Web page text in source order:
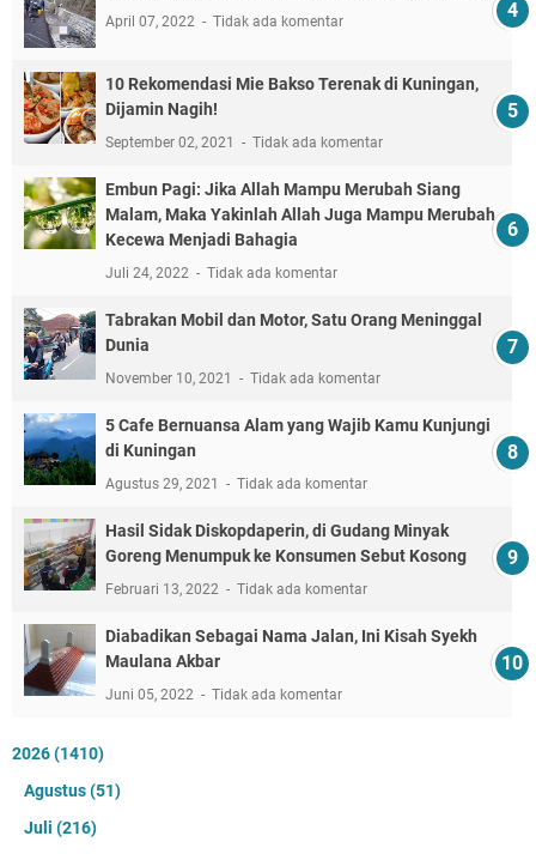
April 07, 2022 Tidak ada komentar
10 Rekomendasi Mie Bakso Terenak di Kuningan,
Dijamin Nagih!
September 02, 2021 Tidak ada komentar
Embun Pagi: Jika Allah Mampu Merubah Siang
Malam, Maka Yakinlah Allah Juga Mampu Merubah
Kecewa Menjadi Bahagia
Juli 24, 2022 Tidak ada komentar
Tabrakan Mobil dan Motor, Satu Orang Meninggal
Dunia
November 10, 2021 Tidak ada komentar
5 Cafe Bernuansa Alam yang Wajib Kamu Kunjungi
di Kuningan
Agustus 29, 2021 Tidak ada komentar
Hasil Sidak Diskopdaperin, di Gudang Minyak
Goreng Menumpuk ke Konsumen Sebut Kosong
Februari 13, 2022 Tidak ada komentar
Diabadikan Sebagai Nama Jalan, Ini Kisah Syekh
Maulana Akbar
Juni 05, 2022 Tidak ada komentar
2026(1410)
Agustus(51)
Juli (216)